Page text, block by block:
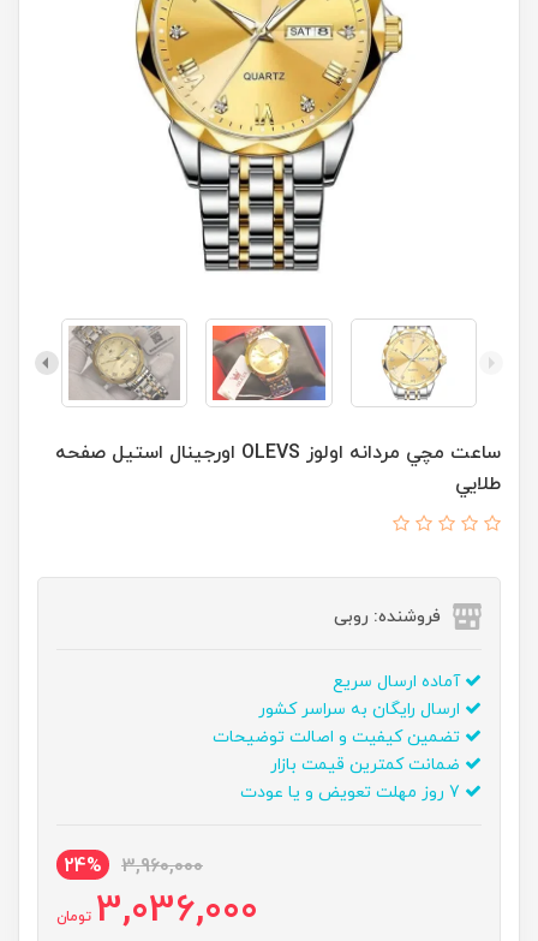
ساعت مچي مردانه اولوز OLEVS اورجينال استيل صفحه
طلايي
فروشنده: روبی
آماده ارسال سریع
ارسال رایگان به سراسر کشور
تضمین کیفیت و اصالت توضیحات
ضمانت کمترین قیمت بازار
3,960,000
24%
3,036,000 تومان